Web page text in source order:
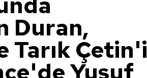
Duran,
Tarık Çetin'i
Yusuf